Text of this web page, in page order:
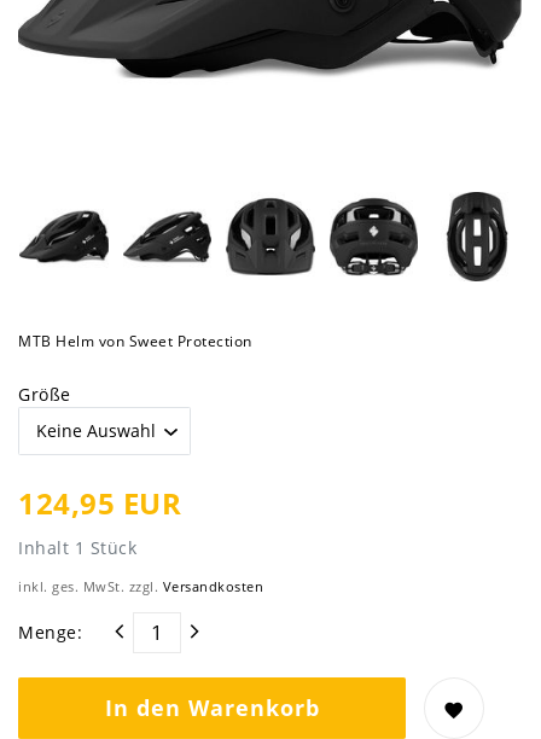
MTB Helm von Sweet Protection
Größe
124,95 EUR
Inhalt 1 Stück
inkl. ges. MwSt. zzgl. Versandkosten
Menge:
In den Warenkorb